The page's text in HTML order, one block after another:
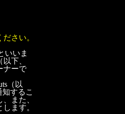
さい。
いいま
下、
ナーで
（以
するこ
また、
ます。